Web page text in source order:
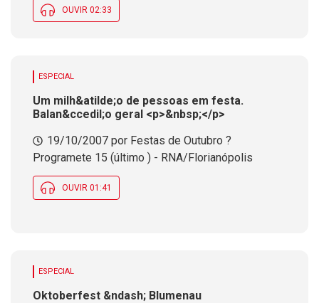
OUVIR 02:33
ESPECIAL
Um milh&atilde;o de pessoas em festa.
Balan&ccedil;o geral <p>&nbsp;</p>
19/10/2007 por Festas de Outubro ?
Programete 15 (último ) - RNA/Florianópolis
OUVIR 01:41
ESPECIAL
Oktoberfest &ndash; Blumenau